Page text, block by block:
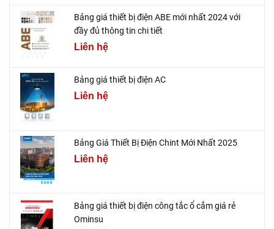
Bảng giá thiết bị điện ABE mới nhất 2024 với
đầy đủ thông tin chi tiết
Liên hệ
Bảng giá thiết bị điện AC
Liên hệ
Bảng Giá Thiết Bị Điện Chint Mới Nhất 2025
Liên hệ
Bảng giá thiết bị điện công tắc ổ cắm giá rẻ
Ominsu